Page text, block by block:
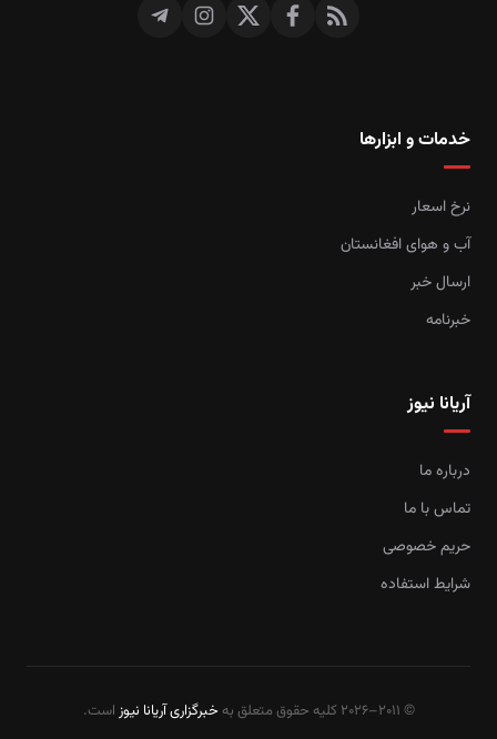
خدمات و ابزارها
نرخ اسعار
آب و هوای افغانستان
ارسال خبر
خبرنامه
آریانا نیوز
درباره ما
تماس با ما
حریم خصوصی
شرایط استفاده
© 2011–2026 کلیه حقوق متعلق به خبرگزاری آریانا نیوز است.